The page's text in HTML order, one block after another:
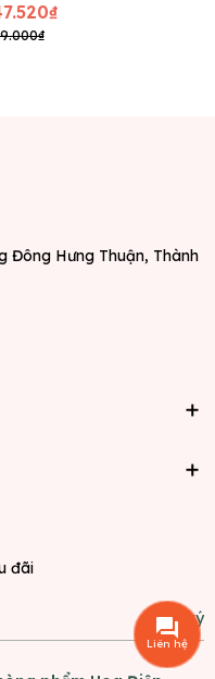
Đông Hưng Thuận, Thành
đãi
Đăng ký
Liên hệ